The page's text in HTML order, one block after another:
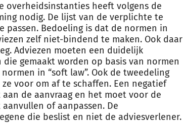
overheidsinstanties heeft volgens de
nodig. De lijst van de verplichte te
passen. Bedoeling is dat de normen in
zelf niet-bindend te maken. Ook daar
Adviezen moeten een duidelijk
gemaakt worden op basis van normen
in “soft law”. Ook de tweedeling
voor om af te schaffen. Een negatief
de aanvraag en het moet voor de
of aanpassen. De
die beslist en niet de adviesverlener.